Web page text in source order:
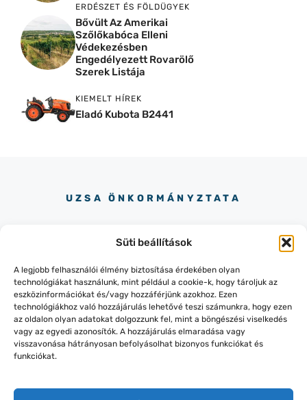
Süti beállítások
A legjobb felhasználói élmény biztosítása érdekében olyan
technológiákat használunk, mint például a cookie-k, hogy tároljuk az
eszközinformációkat és/vagy hozzáférjünk azokhoz. Ezen
technológiákhoz való hozzájárulás lehetővé teszi számunkra, hogy ezen
az oldalon olyan adatokat dolgozzunk fel, mint a böngészési viselkedés
vagy az egyedi azonosítók. A hozzájárulás elmaradása vagy
visszavonása hátrányosan befolyásolhat bizonyos funkciókat és
funkciókat.
ERDÉSZET ÉS FÖLDÜGYEK
Bővült Az Amerikai
Szőlőkabóca Elleni
Védekezésben
Engedélyezett Rovarölő
Szerek Listája
KIEMELT HÍREK
Eladó Kubota B2441
UZSA ÖNKORMÁNYZTATA
+36-87/436-151
8319 LESENCEISTVÁND, KOSSUTH
UTCA 145.